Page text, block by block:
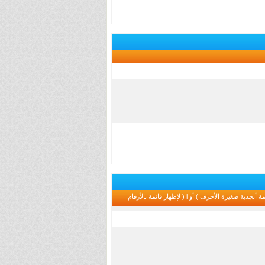
يمكنك إنشاء قوائم متطورة بواسطة تحديد الخيارات ، ادخل القيمة 1 في الخيار ( لإظهار قائمة مرقمة ) أو A ( لإظهار قائمة ابجدية كبيرة الأحرف ) أو a ( لإظهار قائمة أبجدية صغيرة الأحرف ) أو i ( لإظهار قائمة بالأرقام